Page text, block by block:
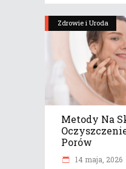
Zdrowie i Uroda
Metody Na
Porów
14 maja, 2026